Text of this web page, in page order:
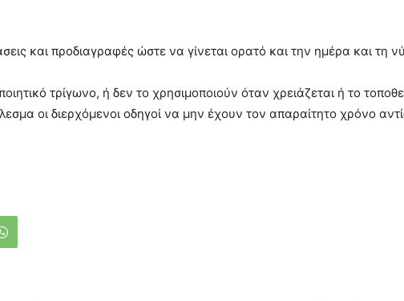
και προδιαγραφές ώστε να γίνεται ορατό και την ημέρα και τη
τρίγωνο, ή δεν το χρησιμοποιούν όταν χρειάζεται ή το
οι διερχόμενοι οδηγοί να μην έχουν τον απαραίτητο χρόνο